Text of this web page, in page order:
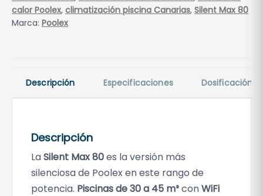
e
x
n
calor Poolex, climatización piscina Canarias, Silent Max 80
Marca: Poolex
Descripción Especificaciones Dosificación
Descripción
LaSilent Max 80es la versión más
silenciosa de Poolex en este rango de
potencia. Piscinas de 30 a 45 m³conWiFi